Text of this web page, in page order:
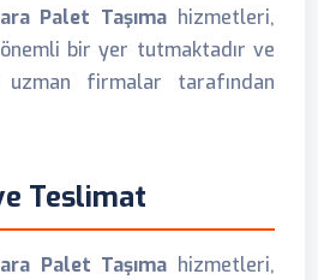
Palet Taşıma hizmetleri,
bir yer tutmaktadır ve
firmalar tarafından
Teslimat
Palet Taşıma hizmetleri,